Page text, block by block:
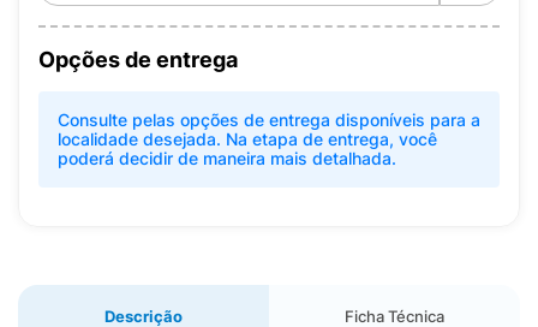
Opções de entrega
Consulte pelas opções de entrega disponíveis para a
localidade desejada. Na etapa de entrega, você
poderá decidir de maneira mais detalhada.
Descrição Ficha Técnica